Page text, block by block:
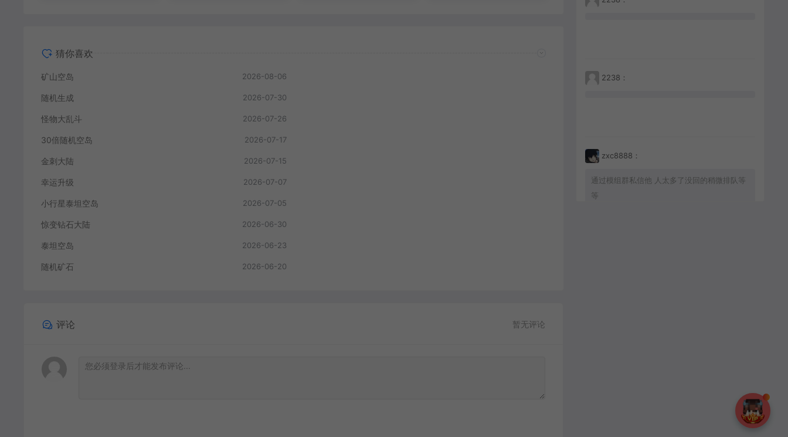
猜你喜欢
矿山空岛 2026-08-06
随机生成 2026-07-30
怪物大乱斗 2026-07-26
30倍随机空岛 2026-07-17
金刺大陆 2026-07-15
幸运升级 2026-07-07
小行星泰坦空岛 2026-07-05
惊变钻石大陆 2026-06-30
泰坦空岛 2026-06-23
随机矿石 2026-06-20
评论 暂无评论
2238：
zxc8888：
通过模组群私信他 人太多了没回的稍微排队等
等